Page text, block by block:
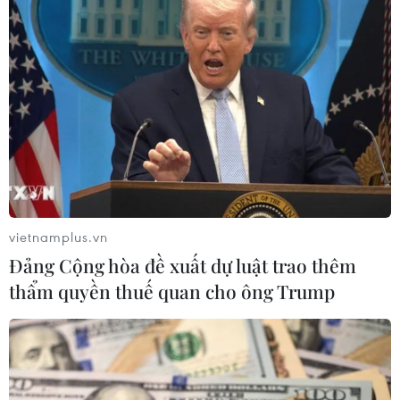
Tăng tốc giải phóng mặt bằng mở rộng cao tốc
Cam Lộ-La Sơn qua thành phố Huế
06/08/2026 03:01
Dự án cao tốc Châu Đốc-Cần Thơ-Sóc Trăng thiếu
nguồn vật liệu thi công
vietnamplus.vn
Đảng Cộng hòa đề xuất dự luật trao thêm
thẩm quyền thuế quan cho ông Trump